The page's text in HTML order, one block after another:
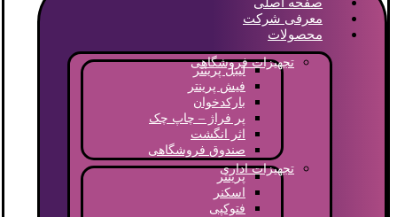
معرفی شرکت
محصولات
تجهیزات فروشگاهی
لیبل پرینتر
فیش پرینتر
بارکدخوان
پر فراژ – چاپ چک
اثر انگشت
صندوق فروشگاهی
تجهیزات اداری
پرینتر
اسکنر
فتوکپی